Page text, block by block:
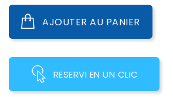
AJOUTER AU PANIER
RESERVI EN UN CLIC